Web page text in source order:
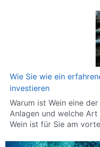
Wie Sie wie ein
investieren
Warum ist Wein eine
Anlagen und welche
Wein ist für Sie am